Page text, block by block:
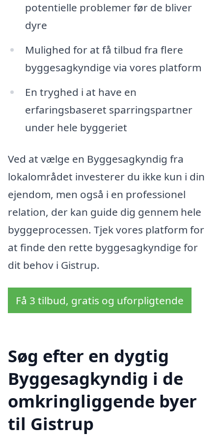
potentielle problemer før de bliver
dyre
Mulighed for at få tilbud fra flere
byggesagkyndige via vores platform
En tryghed i at have en
erfaringsbaseret sparringspartner
under hele byggeriet
Ved at vælge en Byggesagkyndig fra
lokalområdet investerer du ikke kun i din
ejendom, men også i en professionel
relation, der kan guide dig gennem hele
byggeprocessen. Tjek vores platform for
at finde den rette byggesagkyndige for
dit behov i Gistrup.
Få 3 tilbud, gratis og uforpligtende
Søg efter en dygtig
Byggesagkyndig i de
omkringliggende byer
til Gistrup